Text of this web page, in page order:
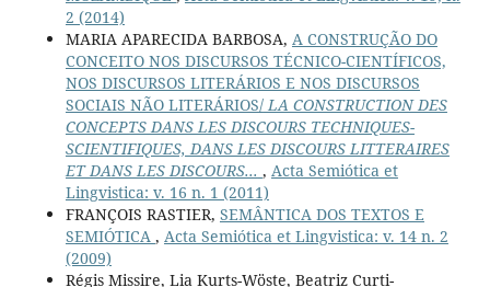
2 (2014)
MARIA APARECIDA BARBOSA, A CONSTRUÇÃO DO
CONCEITO NOS DISCURSOS TÉCNICO-CIENTÍFICOS,
NOS DISCURSOS LITERÁRIOS E NOS DISCURSOS
SOCIAIS NÃO LITERÁRIOS/LA CONSTRUCTION DES
CONCEPTS DANS LES DISCOURS TECHNIQUES-
SCIENTIFIQUES, DANS LES DISCOURS LITTERAIRES
ET DANS LES DISCOURS... , Acta Semiótica et
Lingvistica: v. 16 n. 1 (2011)
FRANÇOIS RASTIER, SEMÂNTICA DOS TEXTOS E
SEMIÓTICA , Acta Semiótica et Lingvistica: v. 14 n. 2
(2009)
Régis Missire, Lia Kurts-Wöste, Beatriz Curti-